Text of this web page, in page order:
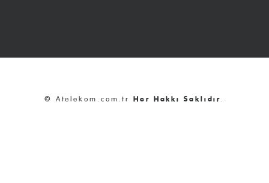
© Atelekom.com.trHer Hakkı Saklıdır .